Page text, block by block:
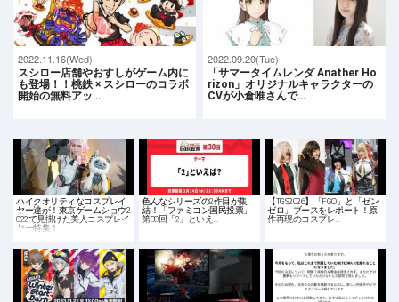
2022.11.16(Wed)
スシロー店舗やおすしがゲーム内に
も登場！！桃鉄 × スシローのコラボ
開始の無料アッ…
2022.09.20(Tue)
「サマータイムレンダ Anather Ho
rizon」オリジナルキャラクターの
CVが小倉唯さんで…
ハイクオリティなコスプレイ
ヤー達が！東京ゲームショウ2
022で見掛けた美人コスプレイ
ヤー特集！
色んなシリーズの2作目が集
結！「ファミコン国民投票」
第30回「2」といえ…
【TGS2026】「FGO」と「ゼン
ゼロ」ブースをレポート！原
作再現のコスプレ…